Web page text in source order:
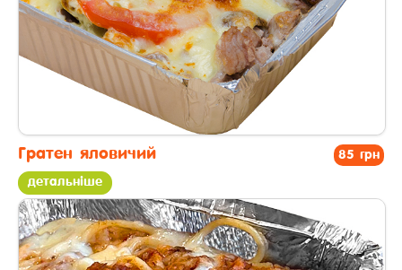
85 грн
Гратен яловичий
детальніше
другі страви